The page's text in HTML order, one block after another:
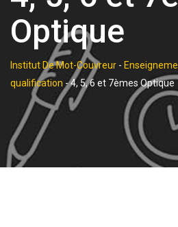
Optique
Institut De Mot-Couvreur -
qualification -4, 5, 6 et 7èmes Optique